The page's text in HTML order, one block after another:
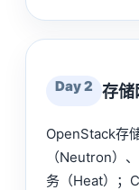
Day 2 存储
OpenStack存
（Neutron）
务（Heat）；